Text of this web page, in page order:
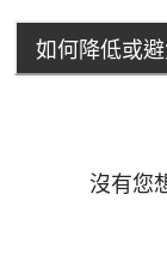
如何降低或
沒有您